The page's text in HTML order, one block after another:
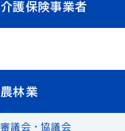
介護保険事業者
農林業
審議会・協議会